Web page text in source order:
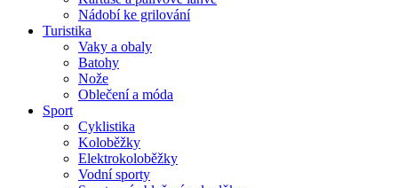
Nádobí ke grilování
Turistika
Vaky a obaly
Batohy
Nože
Oblečení a móda
Sport
Cyklistika
Koloběžky
Elektrokoloběžky
Vodní sporty